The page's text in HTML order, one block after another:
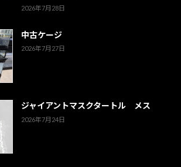
2026年7月28日
中古ケージ
2026年7月27日
ジャイアントマスクタートル メス
2026年7月24日